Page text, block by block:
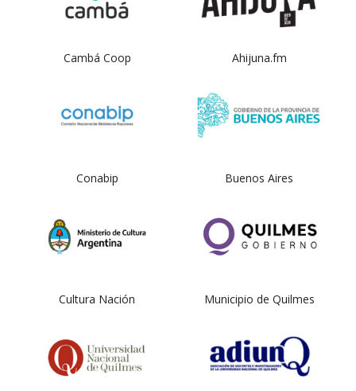
Cambá Coop Ahijuna.fm
Conabip Buenos Aires
Cultura Nación Municipio de Quilmes